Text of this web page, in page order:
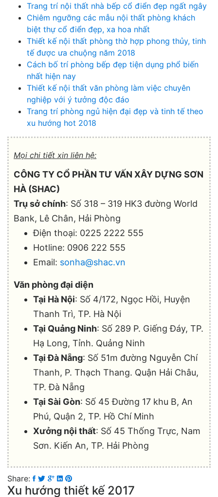
Trang trí nội thất nhà bếp cổ điển đẹp ngất ngây
Chiêm ngưỡng các mẫu nội thất phòng khách
biệt thự cổ điển đẹp, xa hoa nhất
Thiết kế nội thất phòng thờ hợp phong thủy, tinh
tế được ưa chuộng năm 2018
Cách bố trí phòng bếp đẹp tiện dụng phổ biến
nhất hiện nay
Thiết kế nội thất văn phòng làm việc chuyên
nghiệp với ý tưởng độc đáo
Trang trí phòng ngủ hiện đại đẹp và tinh tế theo
xu hướng hot 2018
Mọi chi tiết xin liên hệ:
CÔNG TY CỔ PHẦN TƯ VẤN XÂY DỰNG SƠN
HÀ (SHAC)
Trụ sở chính: Số 318 – 319 HK3 đường World
Bank, Lê Chân, Hải Phòng
Điện thoại: 0225 2222 555
Hotline: 0906 222 555
Email: sonha@shac.vn
Văn phòng đại diện
Tại Hà Nội: Số 4/172, Ngọc Hồi, Huyện
Thanh Trì, TP. Hà Nội
Tại Quảng Ninh: Số 289 P. Giếng Đáy, TP.
Hạ Long, Tỉnh. Quảng Ninh
Tại Đà Nẵng: Số 51m đường Nguyễn Chí
Thanh, P. Thạch Thang. Quận Hải Châu,
TP. Đà Nẵng
Tại Sài Gòn: Số 45 Đường 17 khu B, An
Phú, Quận 2, TP. Hồ Chí Minh
Xưởng nội thất: Số 45 Thống Trực, Nam
Sơn. Kiến An, TP. Hải Phòng
Share:
Xu hướng thiết kế 2017